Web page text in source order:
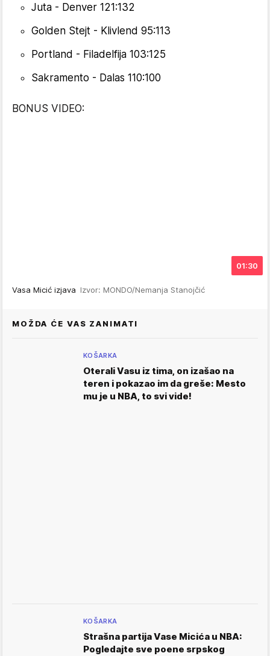
Juta - Denver 121:132
Golden Stejt - Klivlend 95:113
Portland - Filadelfija 103:125
Sakramento - Dalas 110:100
BONUS VIDEO:
01:30
Vasa Micić izjava Izvor: MONDO/Nemanja Stanojčić
MOŽDA ĆE VAS ZANIMATI
KOŠARKA
Oterali Vasu iz tima, on izašao na
teren i pokazao im da greše: Mesto
mu je u NBA, to svi vide!
KOŠARKA
Strašna partija Vase Micića u NBA:
Pogledajte sve poene srpskog